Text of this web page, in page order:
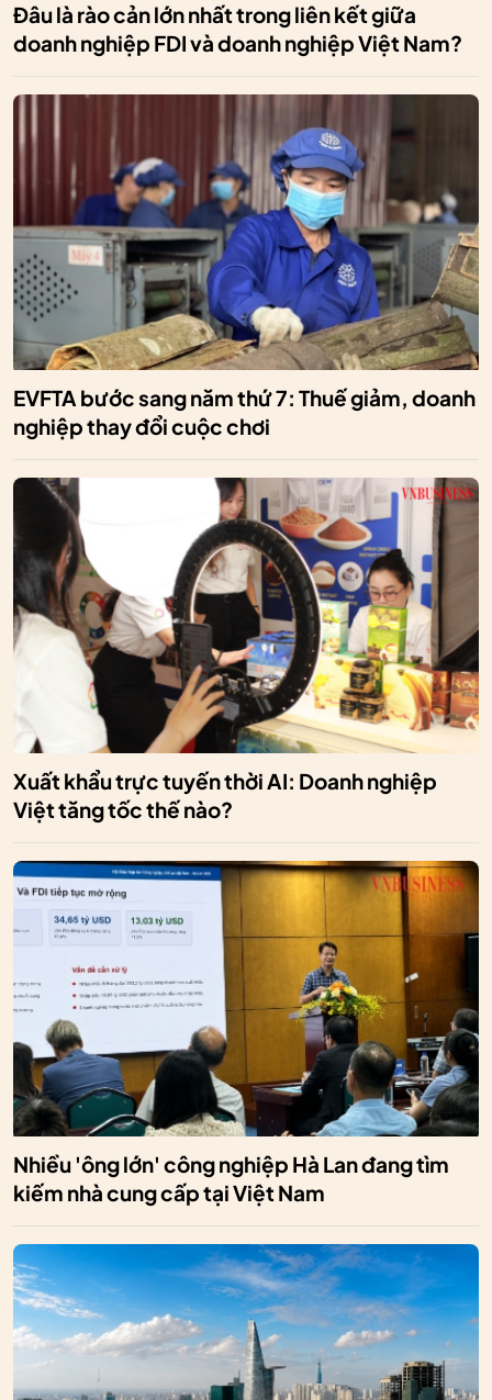
Đâu là rào cản lớn nhất trong liên kết giữa
doanh nghiệp FDI và doanh nghiệp Việt Nam?
EVFTA bước sang năm thứ 7: Thuế giảm, doanh
nghiệp thay đổi cuộc chơi
Xuất khẩu trực tuyến thời AI: Doanh nghiệp
Việt tăng tốc thế nào?
Nhiều 'ông lớn' công nghiệp Hà Lan đang tìm
kiếm nhà cung cấp tại Việt Nam